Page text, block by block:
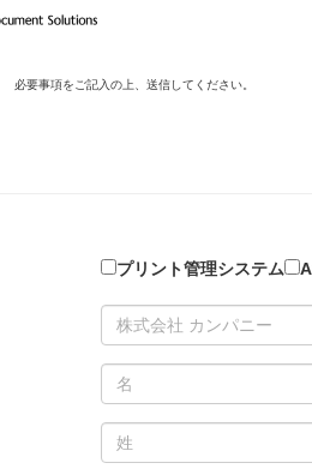
必要事項をご記入の上、送信してください。
プリント管理システム